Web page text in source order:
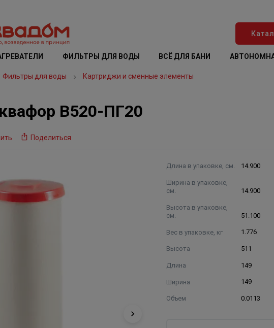
ФИЛЬТРЫ ДЛЯ ВОДЫ ВСЁ ДЛЯ БАНИ
Фильтры для воды Картриджи и сменные элементы
В520-ПГ20
Поделиться
Длина в упаковке, см. 14.900
Ширина в упаковке,
см.
14.900
Высота в упаковке,
см.
51.100
Вес в упаковке, кг 1.776
Высота 511
Длина 149
Ширина 149
Объем 0.0113